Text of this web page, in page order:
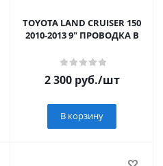
TOYOTA LAND CRUISER 150
2010-2013 9" ПРОВОДКА B
2 300руб./шт
В корзину